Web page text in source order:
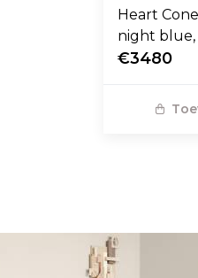
Heart
night blue,
RVS voet
€3480